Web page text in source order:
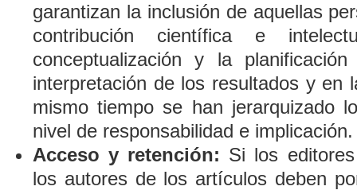
garantizan la inclusión de aquellas
contribución científica e
conceptualización y la
interpretación de los resultados y en
mismo tiempo se han jerarquizado
nivel de responsabilidad e implicación.
Acceso y retención: Si los
los autores de los artículos deben